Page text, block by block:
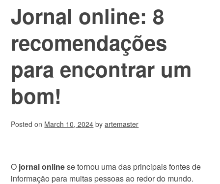
Jornal online: 8
recomendações
para encontrar um
bom!
Posted on March 10, 2024 byartemaster
O jornal onlinese tornou uma das principais fontes de
informação para muitas pessoas ao redor do mundo.